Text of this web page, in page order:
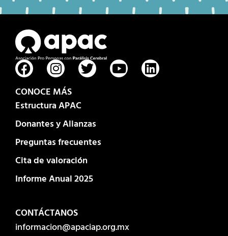
CONOCE MÁS
Estructura APAC
Donantes y Alianzas
Preguntas frecuentes
Cita de valoración
Informe Anual 2025
CONTÁCTANOS
informacion@apaciap.org.mx